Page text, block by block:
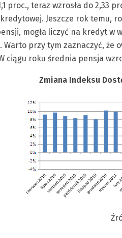
proc., teraz wzrosła do 2,33
Jeszcze rok temu,
mogła liczyć na kredyt w
Warto przy tym zaznaczyć,
ciągu roku średnia pensja
Zmiana Indeksu